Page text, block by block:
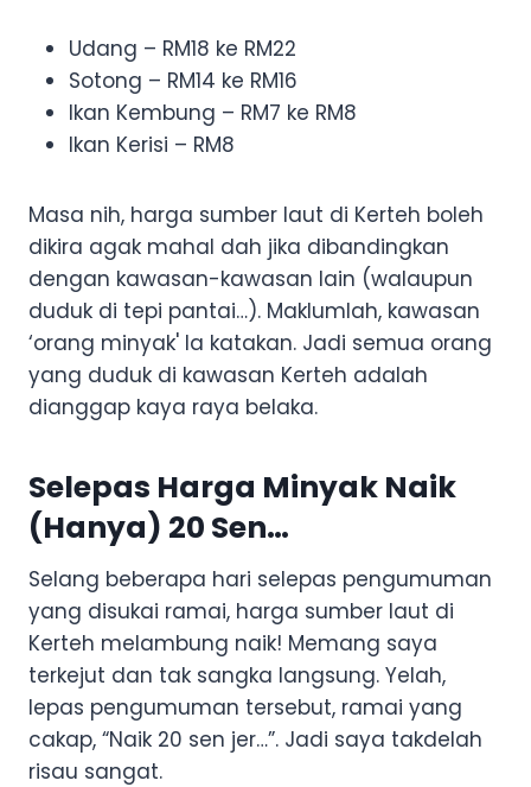
Udang – RM18 ke RM22
Sotong – RM14 ke RM16
Ikan Kembung – RM7 ke RM8
Ikan Kerisi – RM8
Masa nih, harga sumber laut di Kerteh boleh
dikira agak mahal dah jika dibandingkan
dengan kawasan-kawasan lain (walaupun
duduk di tepi pantai…). Maklumlah, kawasan
‘orang minyak' la katakan. Jadi semua orang
yang duduk di kawasan Kerteh adalah
dianggap kaya raya belaka.
Selepas Harga Minyak Naik
(Hanya) 20 Sen…
Selang beberapa hari selepas pengumuman
yang disukai ramai, harga sumber laut di
Kerteh melambung naik! Memang saya
terkejut dan tak sangka langsung. Yelah,
lepas pengumuman tersebut, ramai yang
cakap, “Naik 20 sen jer…”. Jadi saya takdelah
risau sangat.